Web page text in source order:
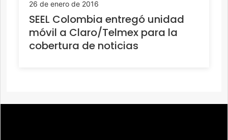
26 de enero de 2016
SEEL Colombia entregó unidad
móvil a Claro/Telmex para la
cobertura de noticias